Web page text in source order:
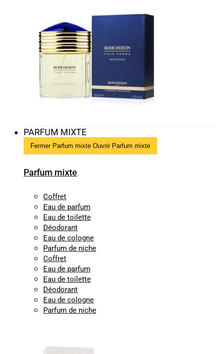
PARFUM MIXTE
Fermer Parfum mixte Ouvrir Parfum mixte
Parfum mixte
Coffret
Eau de parfum
Eau de toilette
Déodorant
Eau de cologne
Parfum de niche
Coffret
Eau de parfum
Eau de toilette
Déodorant
Eau de cologne
Parfum de niche